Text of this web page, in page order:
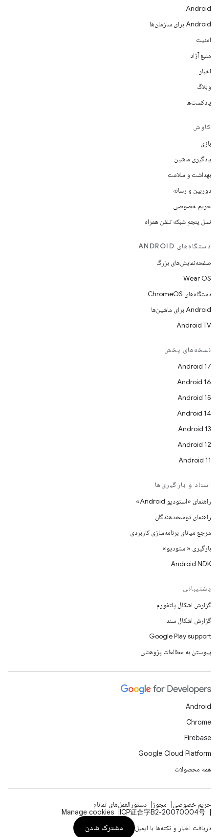
Android
Android برای سازمان‌ها
امنیت
منبع آزاد
اخبار
وبلاگ
پادکست‌ها
کاوش
بازی
یادگیری ماشین
بهداشت و سلامت
دوربین و رسانه
حریم خصوصی
نسل پنجم شبکه تلفن همراه
دستگاه‌های ANDROID
صفحه‌نمایش‌های بزرگ
Wear OS
دستگاه‌های ChromeOS
Android برای ماشین‌ها
Android TV
نسخه‌های پخش
Android 17
Android 16
Android 15
Android 14
Android 13
Android 12
Android 11
اسناد و بارگیری‌ها
راهنمای «استودیو Android»
راهنمای توسعه‌دهندگان
مرجع میانای برنامه‌سازی کاربردی
بارگیری «استودیو»
Android NDK
پشتیبانی
گزارش اشکال پلتفورم
گزارش اشکال سند
Google Play support
پیوستن به مطالعات پژوهشی
Android
Chrome
Firebase
Google Cloud Platform
همه محصولات
حریم خصوصی مجوز
دستورالعمل‌های نمانام
ICP证合字B2-20070004号
Manage cookies
دریافت اخبار و نکته‌ها با ایمیل
مشترک شدن